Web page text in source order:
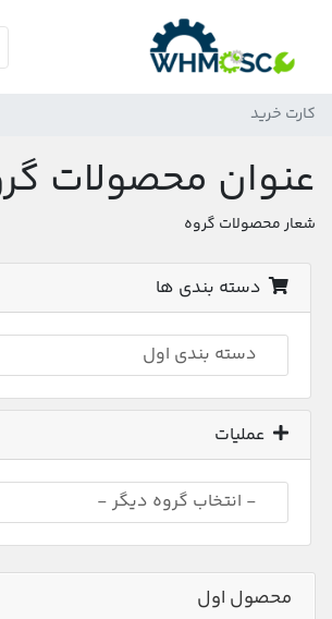
کارت خرید
عنوان محصولات
شعار محصولات گروه
دسته بندی ها
عملیات
محصول اول